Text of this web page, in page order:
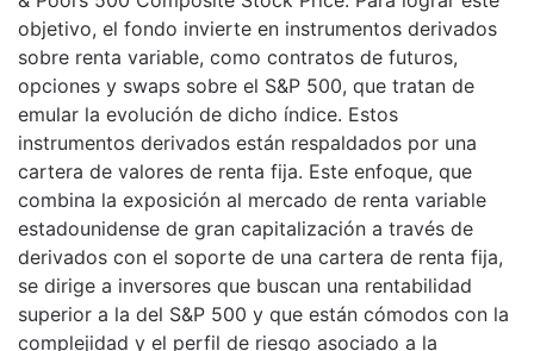
objetivo, el fondo invierte en instrumentos derivados
sobre renta variable, como contratos de futuros,
opciones y swaps sobre el S&P 500, que tratan de
emular la evolución de dicho índice. Estos
instrumentos derivados están respaldados por una
cartera de valores de renta fija. Este enfoque, que
combina la exposición al mercado de renta variable
estadounidense de gran capitalización a través de
derivados con el soporte de una cartera de renta fija,
se dirige a inversores que buscan una rentabilidad
superior a la del S&P 500 y que están cómodos con la
complejidad y el perfil de riesgo asociado a la